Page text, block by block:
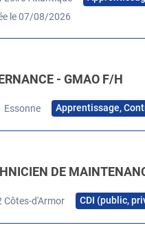
le 07/08/2026
- GMAO F/H
Essonne Apprentissage,
DE
Côtes-d'Armor CDI (public,